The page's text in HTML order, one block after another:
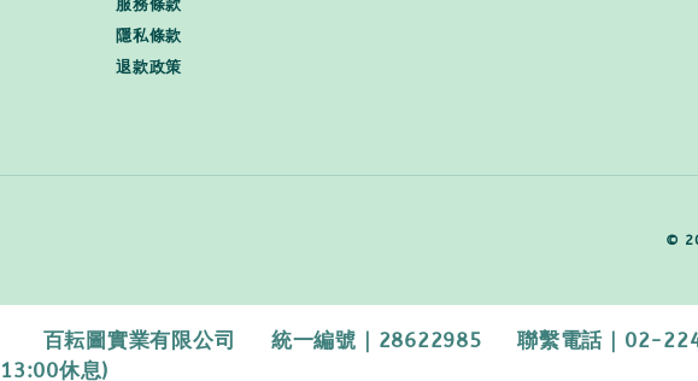
服務條款
隱私條款
退款政策
©
百耘圖實業有限公司 統一編號｜28622985 聯繫電話｜02-
13:00休息)